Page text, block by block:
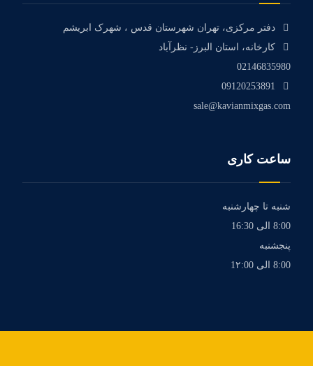
دفتر مرکزی، تهران شهرستان قدس ، شهرک ابریشم
کارخانه، استان البرز- نظرآباد
02146835980
09120253891
sale@kavianmixgas.com
ساعت کاری
شنبه تا چهارشنبه
8:00 الی 16:30
پنجشنبه
8:00 الی 1۲:00